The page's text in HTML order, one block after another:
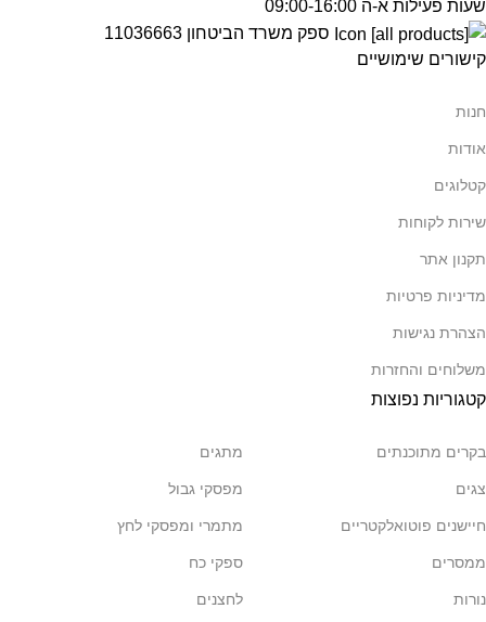
שעות פעילות א-ה 09:00-16:00
ספק משרד הביטחון 11036663
קישורים שימושיים
חנות
אודות
קטלוגים
שירות לקוחות
תקנון אתר
מדיניות פרטיות
הצהרת נגישות
משלוחים והחזרות
קטגוריות נפוצות
בקרים מתוכנתים מתגים
צגים מפסקי גבול
חיישנים פוטואלקטריים מתמרי ומפסקי לחץ
ממסרים ספקי כח
נורות לחצנים